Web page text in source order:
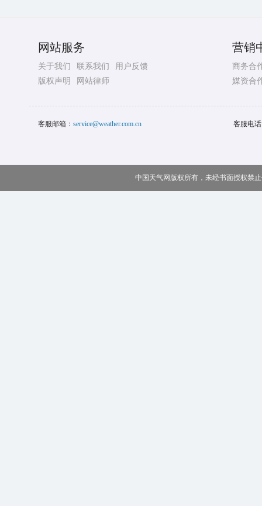
网站服务
关于我们 联系我们
用户反馈
版权声明
网站律师
营销
商务合
媒资合
客服邮箱： service@weather.com.cn 客服电
中国天气网版权所有，未经书面授权